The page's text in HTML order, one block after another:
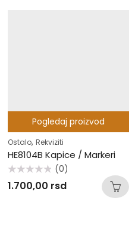
Pogledaj proizvod
Ostalo, Rekviziti
HE8104B Kapice / Markeri
sa
(0)
1.700,00 rsd